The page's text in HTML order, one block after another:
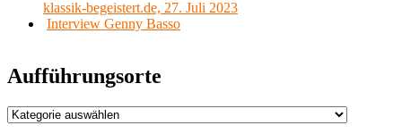
klassik-begeistert.de, 27. Juli 2023
Interview Genny Basso
Aufführungsorte
Aufführungsorte